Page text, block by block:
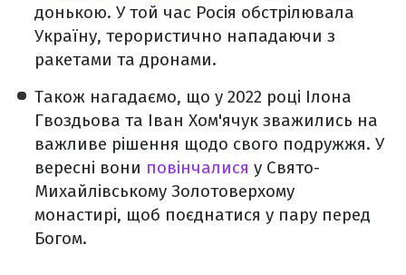
донькою. У той час Росія обстрілювала
Україну, терористично нападаючи з
ракетами та дронами.
Також нагадаємо, що у 2022 році Ілона
Гвоздьова та Іван Хом'ячук зважились на
важливе рішення щодо свого подружжя. У
вересні вони повінчалися у Свято-
Михайлівському Золотоверхому
монастирі, щоб поєднатися у пару перед
Богом.